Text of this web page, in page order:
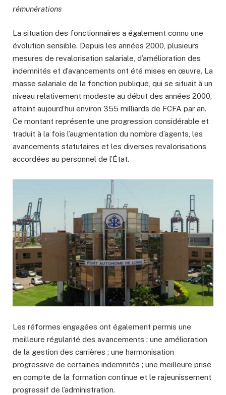
rémunérations
La situation des fonctionnaires a également connu une
évolution sensible. Depuis les années 2000, plusieurs
mesures de revalorisation salariale, d’amélioration des
indemnités et d’avancements ont été mises en œuvre. La
masse salariale de la fonction publique, qui se situait à un
niveau relativement modeste au début des années 2000,
atteint aujourd’hui environ 355 milliards de FCFA par an.
Ce montant représente une progression considérable et
traduit à la fois l’augmentation du nombre d’agents, les
avancements statutaires et les diverses revalorisations
accordées au personnel de l’État.
Les réformes engagées ont également permis une
meilleure régularité des avancements ; une amélioration
de la gestion des carrières ; une harmonisation
progressive de certaines indemnités ; une meilleure prise
en compte de la formation continue et le rajeunissement
progressif de l’administration.